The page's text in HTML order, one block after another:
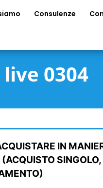
Consulenze
0304
IN